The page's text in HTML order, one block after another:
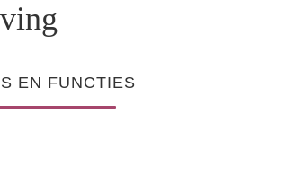
EN FUNCTIES